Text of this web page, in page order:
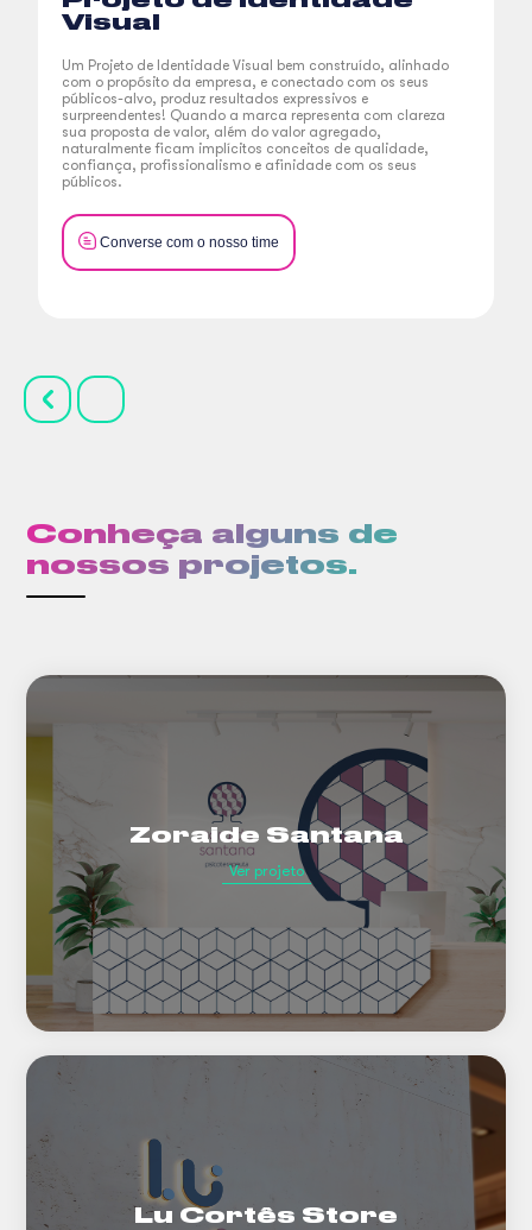
Visual
Um Projeto de Identidade Visual bem construído, alinhado
com o propósito da empresa, e conectado com os seus
públicos-alvo, produz resultados expressivos e
surpreendentes! Quando a marca representa com clareza
sua proposta de valor, além do valor agregado,
naturalmente ficam implícitos conceitos de qualidade,
confiança, profissionalismo e afinidade com os seus
públicos.
Converse com o nosso time
Conheça alguns de
nossos projetos.
Zoraide Santana
Ver projeto
Lu Cortês Store